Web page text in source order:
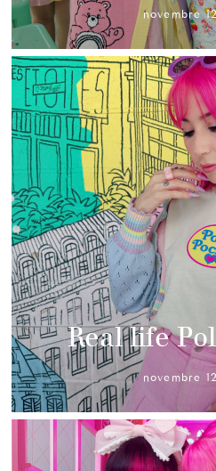
novembre
Real life
novembre